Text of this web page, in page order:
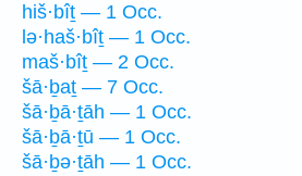
hiš·bîṯ — 1 Occ.
lə·haš·bîṯ — 1 Occ.
maš·bîṯ — 2 Occ.
šā·ḇaṯ — 7 Occ.
šā·ḇā·ṯāh — 1 Occ.
šā·ḇā·ṯū — 1 Occ.
šā·ḇə·ṯāh — 1 Occ.